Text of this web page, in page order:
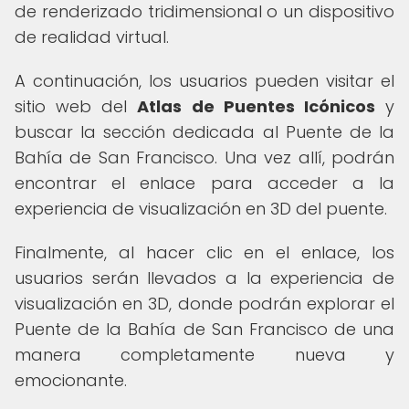
de renderizado tridimensional o un dispositivo
de realidad virtual.
A continuación, los usuarios pueden visitar el
sitio web delAtlas de Puentes Icónicos y
buscar la sección dedicada al Puente de la
Bahía de San Francisco. Una vez allí, podrán
encontrar el enlace para acceder a la
experiencia de visualización en 3D del puente.
Finalmente, al hacer clic en el enlace, los
usuarios serán llevados a la experiencia de
visualización en 3D, donde podrán explorar el
Puente de la Bahía de San Francisco de una
manera completamente nueva y
emocionante.